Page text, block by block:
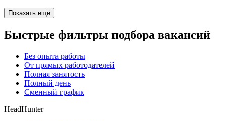
Показать ещё
Быстрые фильтры подбора вакансий
Без опыта работы
От прямых работодателей
Полная занятость
Полный день
Сменный график
HeadHunter